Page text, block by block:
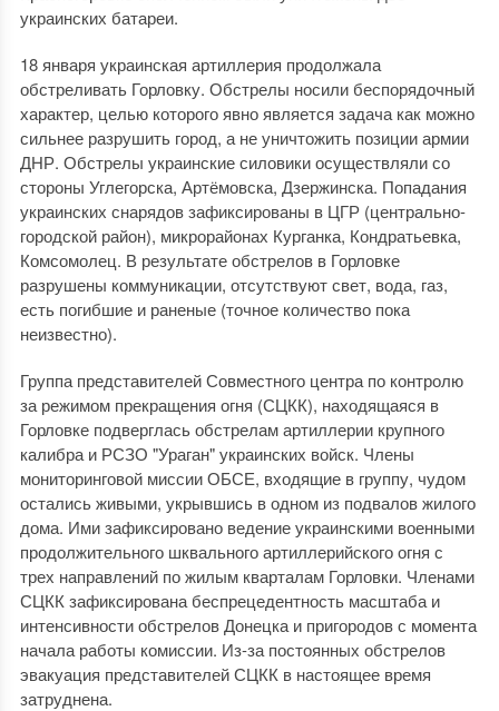
украинских батареи.
18 января украинская артиллерия продолжала
обстреливать Горловку. Обстрелы носили беспорядочный
характер, целью которого явно является задача как можно
сильнее разрушить город, а не уничтожить позиции армии
ДНР. Обстрелы украинские силовики осуществляли со
стороны Углегорска, Артёмовска, Дзержинска. Попадания
украинских снарядов зафиксированы в ЦГР (центрально-
городской район), микрорайонах Курганка, Кондратьевка,
Комсомолец. В результате обстрелов в Горловке
разрушены коммуникации, отсутствуют свет, вода, газ,
есть погибшие и раненые (точное количество пока
неизвестно).
Группа представителей Совместного центра по контролю
за режимом прекращения огня (СЦКК), находящаяся в
Горловке подверглась обстрелам артиллерии крупного
калибра и РСЗО "Ураган" украинских войск. Члены
мониторинговой миссии ОБСЕ, входящие в группу, чудом
остались живыми, укрывшись в одном из подвалов жилого
дома. Ими зафиксировано ведение украинскими военными
продолжительного шквального артиллерийского огня с
трех направлений по жилым кварталам Горловки. Членами
СЦКК зафиксирована беспрецедентность масштаба и
интенсивности обстрелов Донецка и пригородов с момента
начала работы комиссии. Из-за постоянных обстрелов
эвакуация представителей СЦКК в настоящее время
затруднена.